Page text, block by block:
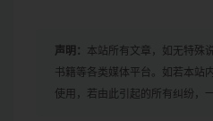
声明： 本站所有文章，如无特殊
书籍等各类媒体平台。如若本站
使用，若由此引起的所有纠纷，